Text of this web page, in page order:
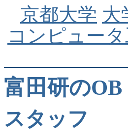
京都大学 大
コンピュー
富田研のOB
スタッフ